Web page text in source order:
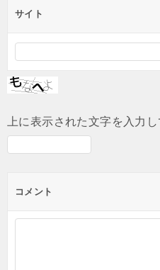
サイト
上に表示された文字を入力し
コメント